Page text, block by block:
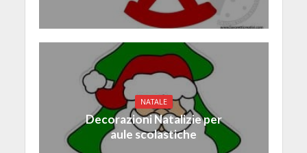
NATALE
Decorazioni Natalizie per
aule scolastiche